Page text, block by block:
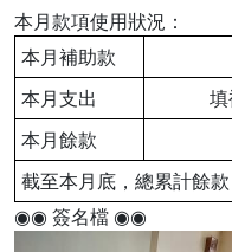
本月款項使用狀況：
本月補助款
本月支出
本月餘款
截至本月底，總累計餘
◉◉ 簽名檔 ◉◉